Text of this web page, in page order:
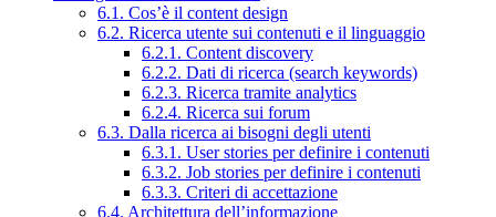
6.1. Cos’è il content design
6.2. Ricerca utente sui contenuti e il linguaggio
6.2.1. Content discovery
6.2.2. Dati di ricerca (search keywords)
6.2.3. Ricerca tramite analytics
6.2.4. Ricerca sui forum
6.3. Dalla ricerca ai bisogni degli utenti
6.3.1. User stories per definire i contenuti
6.3.2. Job stories per definire i contenuti
6.3.3. Criteri di accettazione
6.4. Architettura dell’informazione